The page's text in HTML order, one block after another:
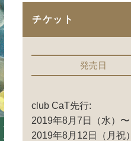
チケット
発売日
club CaT先行:
2019年8月7日（水）〜
2019年8月12日（月祝）